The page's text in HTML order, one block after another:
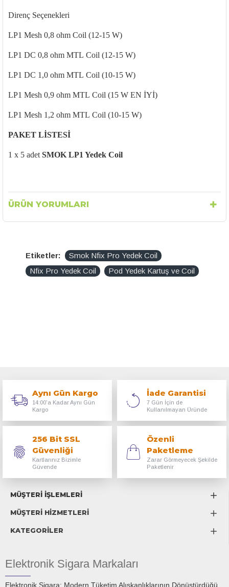
Direnç Seçenekleri
LP1 Mesh 0,8 ohm Coil (12-15 W)
LP1 DC 0,8 ohm MTL Coil (12-15 W)
LP1 DC 1,0 ohm MTL Coil (10-15 W)
LP1 Mesh 0,9 ohm MTL Coil (15 W EN İYİ)
LP1 Mesh 1,2 ohm MTL Coil (10-15 W)
PAKET LİSTESİ
1 x 5 adet SMOK LP1 Yedek Coil
ÜRÜN YORUMLARI
Etiketler:
Smok Nfix Pro Yedek Coil
Nfix Pro Yedek Coil
Pod Yedek Kartuş ve Coil
Aynı Gün Kargo
14:00'a Kadar Aynı Gün
Kargo
İade Garantisi
7 Gün İçin de
Kullanılmayan Üründe
256 Bit SSL
Güvenliği
Kartlarınız Bizimle
Güvende
Özenli
Paketleme
Zarar Görmeyecek Şekilde
Paketlenir
MÜŞTERİ İŞLEMLERİ
MÜŞTERİ HİZMETLERİ
KATEGORİLER
Elektronik Sigara Markaları
Elektronik Sigara: Modern Tüketim Alışkanlıklarının Dönüştürdüğü